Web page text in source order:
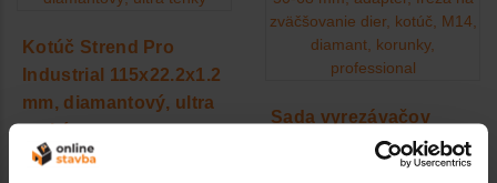
Kotúč Strend Pro
Industrial 115x22.2x1.2
mm, diamantový, ultra
tenký
11,37 € s DPH / ks
Sada vyrezávačov
Strend Pro Premium, 6-
8-10-20-35-50-68 mm,